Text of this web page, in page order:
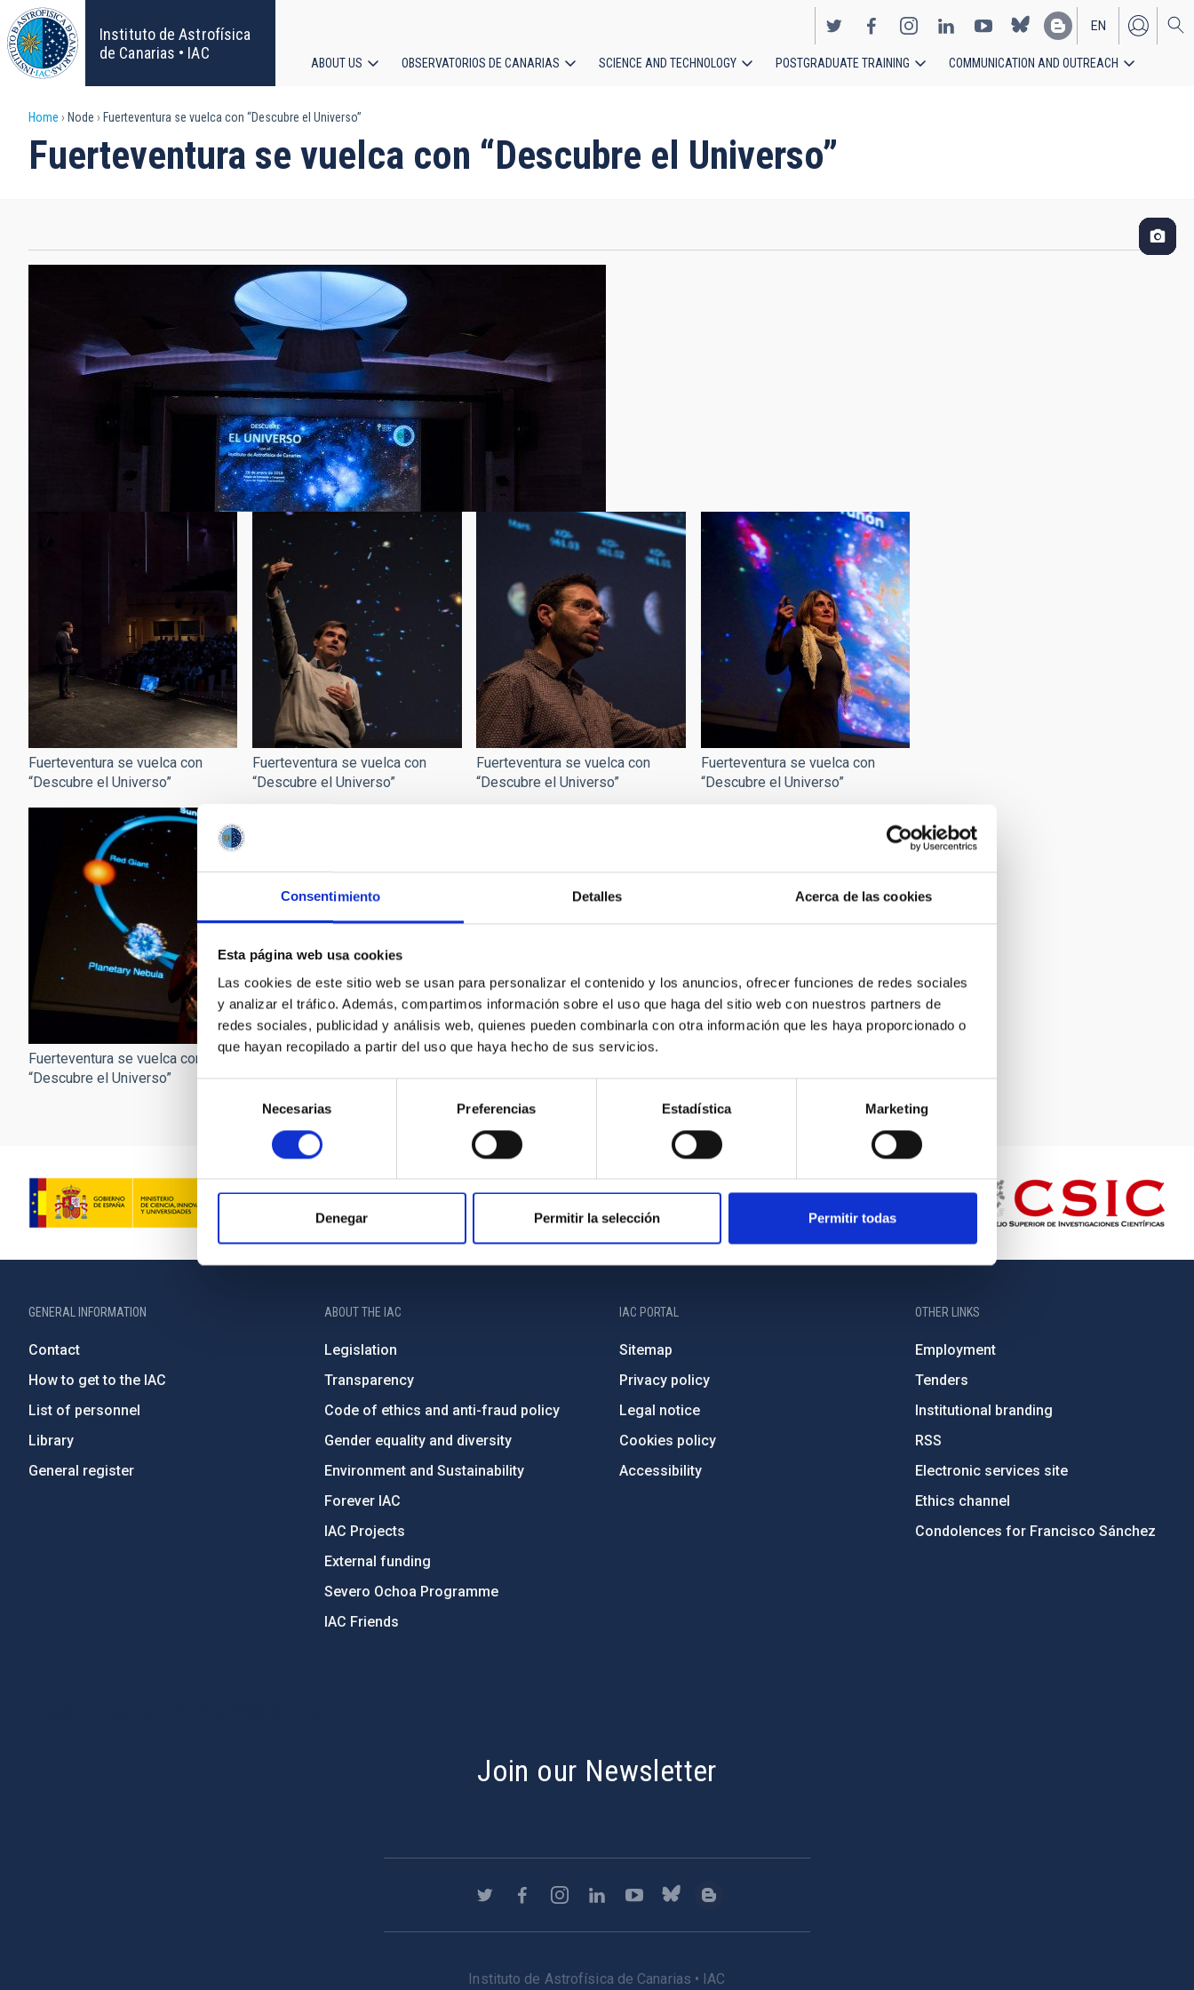
Consentimiento Detalles Acerca de las cookies
Esta página web usa cookies
Las cookies de este sitio web se usan para personalizar el contenido y los anuncios, ofrecer funciones de redes sociales
y analizar el tráfico. Además, compartimos información sobre el uso que haga del sitio web con nuestros partners de
redes sociales, publicidad y análisis web, quienes pueden combinarla con otra información que les haya proporcionado o
que hayan recopilado a partir del uso que haya hecho de sus servicios.
consentimiento
Necesarias Preferencias Estadística Marketing
Denegar Permitir la selección Permitir todas
Skip
to
main
content
Instituto de Astrofísica
de Canarias • IAC
EN
ES
navigation
ABOUT US OBSERVATORIOS DE CANARIAS SCIENCE AND TECHNOLOGY POSTGRADUATE TRAINING COMMUNICATION AND OUTREACH
Breadcrumb
Home Node Fuerteventura se vuelca con “Descubre el Universo”
Fuerteventura se vuelca con “Descubre el Universo”
Fuerteventura se vuelca con
“Descubre el Universo”
Fuerteventura se vuelca con
“Descubre el Universo”
Fuerteventura se vuelca con
“Descubre el Universo”
Fuerteventura se vuelca con
“Descubre el Universo”
Fuerteventura se vuelca con
“Descubre el Universo”
Fuerteventura se vuelca con
“Descubre el Universo”
Fuerteventura se vuelca con
“Descubre el Universo”
“Descubre el Universo”
GENERAL INFORMATION
Contact
How to get to the IAC
List of personnel
Library
General register
ABOUT THE IAC
Legislation
Transparency
Code of ethics and anti-fraud policy
Gender equality and diversity
Environment and Sustainability
Forever IAC
IAC Projects
External funding
Severo Ochoa Programme
IAC Friends
IAC PORTAL
Sitemap
Privacy policy
Legal notice
Cookies policy
Accessibility
OTHER LINKS
Employment
Tenders
Institutional branding
RSS
Electronic services site
Ethics channel
Condolences for Francisco Sánchez
Join our Newsletter
Instituto de Astrofísica de Canarias • IAC